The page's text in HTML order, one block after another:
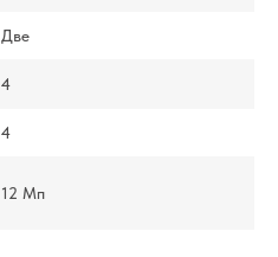
Две
4
4
12 Мп